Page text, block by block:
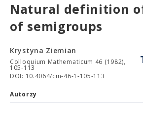
Natural definition
of semigroups
Krystyna Ziemian
Colloquium Mathematicum 46 (1982),
105-113
DOI: 10.4064/cm-46-1-105-113
Autorzy